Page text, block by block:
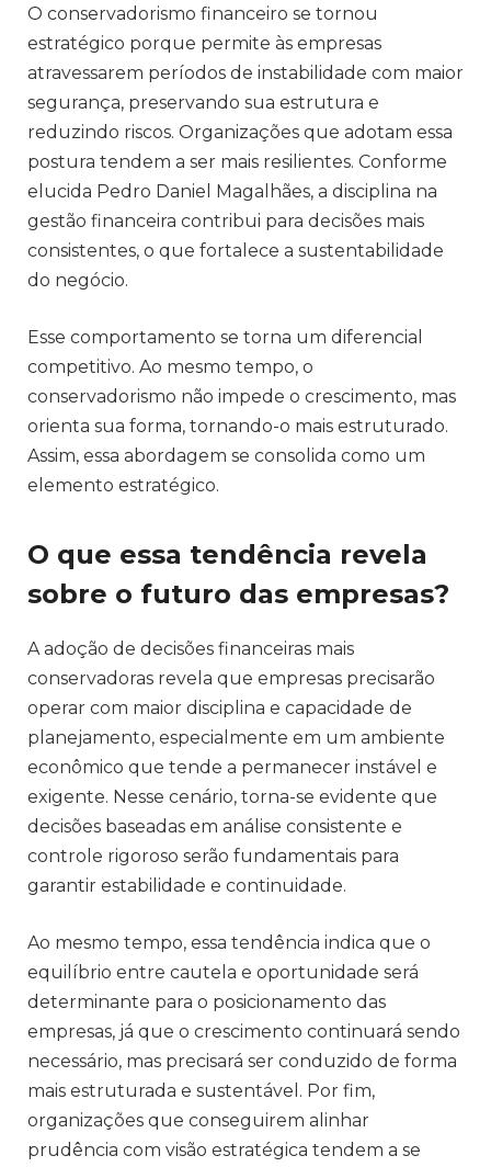
O conservadorismo financeiro se tornou
estratégico porque permite às empresas
atravessarem períodos de instabilidade com maior
segurança, preservando sua estrutura e
reduzindo riscos. Organizações que adotam essa
postura tendem a ser mais resilientes. Conforme
elucida Pedro Daniel Magalhães, a disciplina na
gestão financeira contribui para decisões mais
consistentes, o que fortalece a sustentabilidade
do negócio.
Esse comportamento se torna um diferencial
competitivo. Ao mesmo tempo, o
conservadorismo não impede o crescimento, mas
orienta sua forma, tornando-o mais estruturado.
Assim, essa abordagem se consolida como um
elemento estratégico.
O que essa tendência revela
sobre o futuro das empresas?
A adoção de decisões financeiras mais
conservadoras revela que empresas precisarão
operar com maior disciplina e capacidade de
planejamento, especialmente em um ambiente
econômico que tende a permanecer instável e
exigente. Nesse cenário, torna-se evidente que
decisões baseadas em análise consistente e
controle rigoroso serão fundamentais para
garantir estabilidade e continuidade.
Ao mesmo tempo, essa tendência indica que o
equilíbrio entre cautela e oportunidade será
determinante para o posicionamento das
empresas, já que o crescimento continuará sendo
necessário, mas precisará ser conduzido de forma
mais estruturada e sustentável. Por fim,
organizações que conseguirem alinhar
prudência com visão estratégica tendem a se